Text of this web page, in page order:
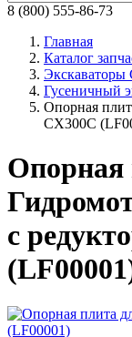
8 (800) 555-86-73
Главная
Каталог
Экскаваторы
Гусеничный
Опорная
CX300C
Опорная
с